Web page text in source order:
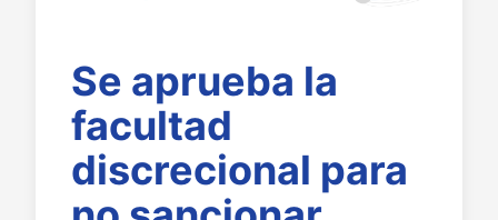
Se aprueba la
facultad
discrecional para